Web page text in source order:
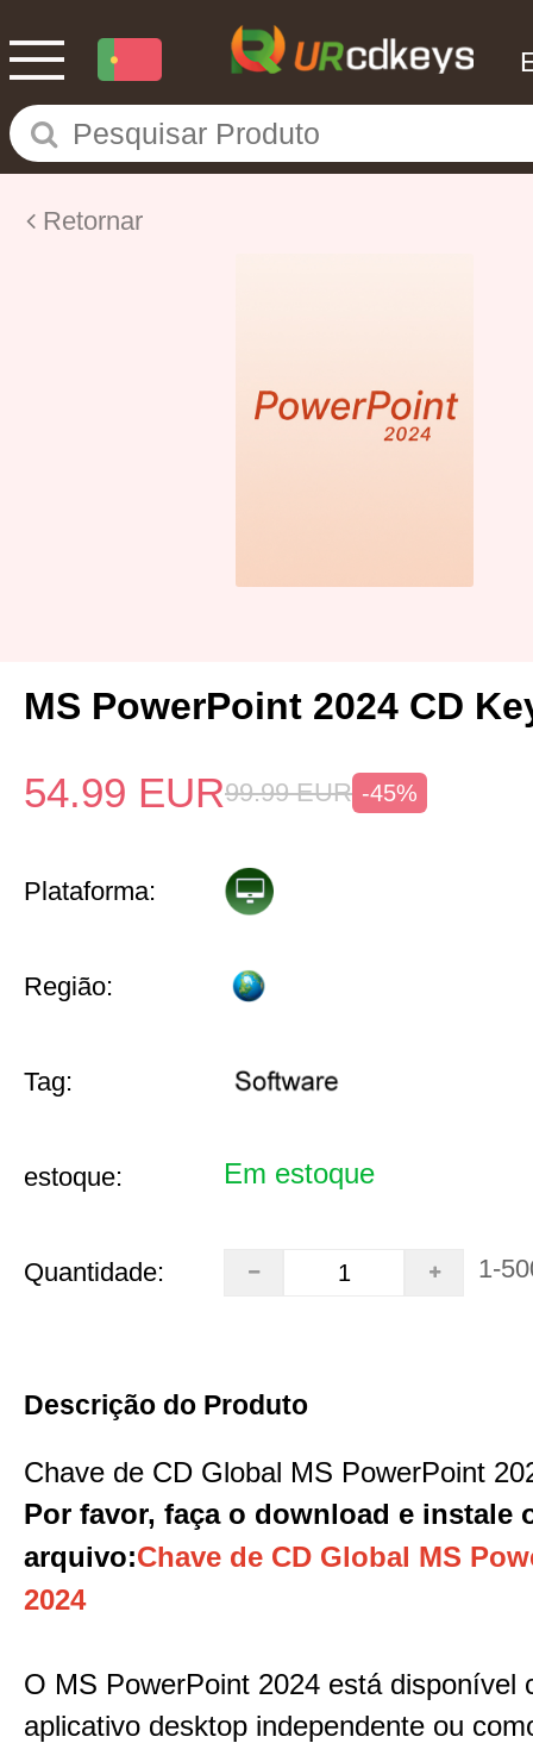
Retornar
MS PowerPoint 2024 CD
54.99 EUR99.99 EUR -45%
Plataforma:
Região:
Tag:
estoque: Em estoque
Quantidade: 1-
Descrição do Produto
Chave de CD Global MS PowerPoint
Por favor, faça o download e instale
arquivo:Chave de CD Global MS
2024
O MS PowerPoint 2024 está disponível
aplicativo desktop independente ou